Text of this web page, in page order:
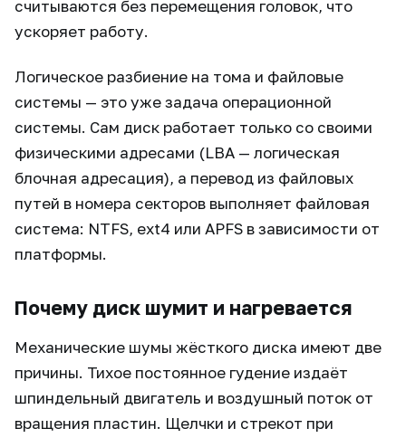
считываются без перемещения головок, что
ускоряет работу.
Логическое разбиение на тома и файловые
системы — это уже задача операционной
системы. Сам диск работает только со своими
физическими адресами (LBA — логическая
блочная адресация), а перевод из файловых
путей в номера секторов выполняет файловая
система: NTFS, ext4 или APFS в зависимости от
платформы.
Почему диск шумит и нагревается
Механические шумы жёсткого диска имеют две
причины. Тихое постоянное гудение издаёт
шпиндельный двигатель и воздушный поток от
вращения пластин. Щелчки и стрекот при